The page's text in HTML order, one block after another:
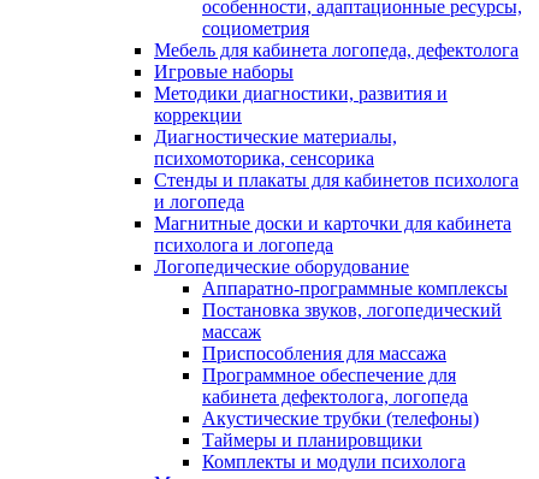
особенности, адаптационные ресурсы,
социометрия
Мебель для кабинета логопеда, дефектолога
Игровые наборы
Методики диагностики, развития и
коррекции
Диагностические материалы,
психомоторика, сенсорика
Стенды и плакаты для кабинетов психолога
и логопеда
Магнитные доски и карточки для кабинета
психолога и логопеда
Логопедические оборудование
Аппаратно-программные комплексы
Постановка звуков, логопедический
массаж
Приспособления для массажа
Программное обеспечение для
кабинета дефектолога, логопеда
Акустические трубки (телефоны)
Таймеры и планировщики
Комплекты и модули психолога